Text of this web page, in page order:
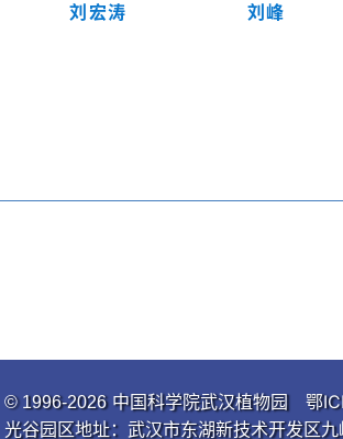
刘宏涛 刘峰
© 1996-2026中国科学院武汉植物园鄂
光谷园区地址：武汉市东湖新技术开发区